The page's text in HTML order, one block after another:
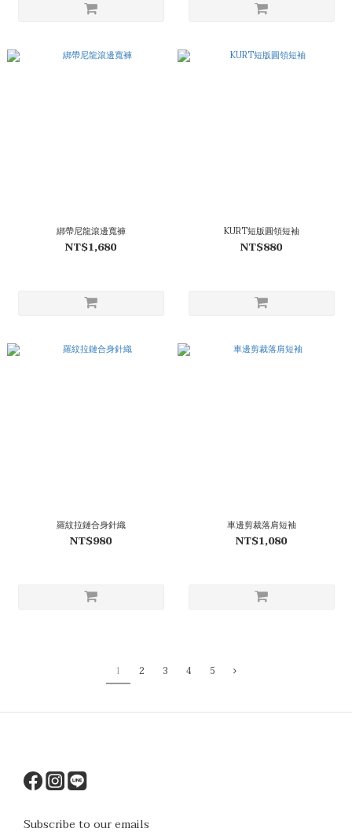
綁帶尼龍滾邊寬褲
NT$1,680
KURT短版圓領短袖
NT$880
羅紋拉鏈合身針織
NT$980
車邊剪裁落肩短袖
NT$1,080
1 2 3 4 5
Subscribe to our emails